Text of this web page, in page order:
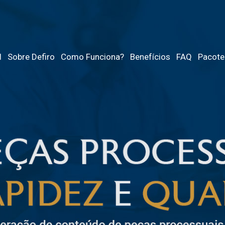
Sobre Defiro Como Funciona? Benefícios FAQ Pacote
odgovornega igranja, ki jo
pregledovanjem ponudbe se
gledati širše: na licenciranje,
slovenskemu občinstvu. Trg
zanesljivost, enostavna
informirano in manj odvisno